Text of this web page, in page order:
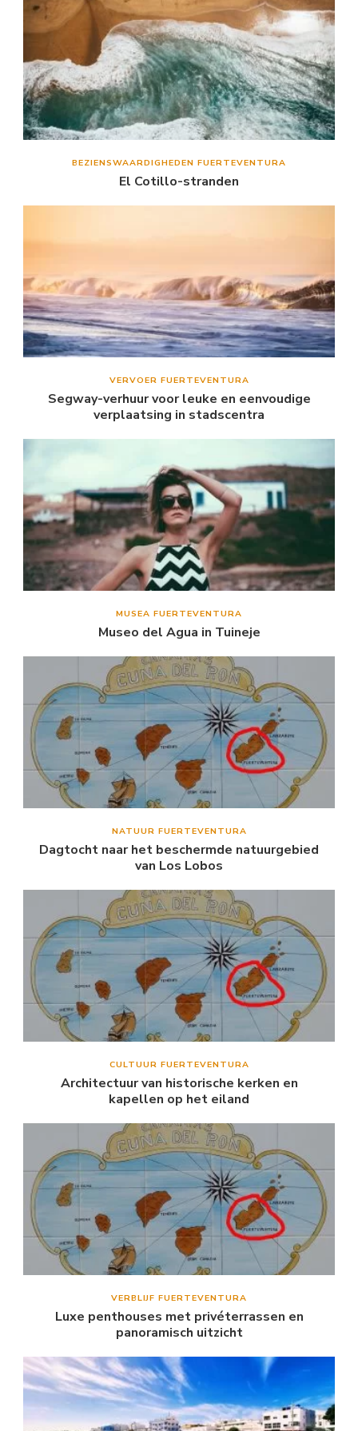
BEZIENSWAARDIGHEDEN FUERTEVENTURA
El Cotillo-stranden
VERVOER FUERTEVENTURA
Segway-verhuur voor leuke en eenvoudige
verplaatsing in stadscentra
MUSEA FUERTEVENTURA
Museo del Agua in Tuineje
NATUUR FUERTEVENTURA
Dagtocht naar het beschermde natuurgebied
van Los Lobos
CULTUUR FUERTEVENTURA
Architectuur van historische kerken en
kapellen op het eiland
VERBLIJF FUERTEVENTURA
Luxe penthouses met privéterrassen en
panoramisch uitzicht